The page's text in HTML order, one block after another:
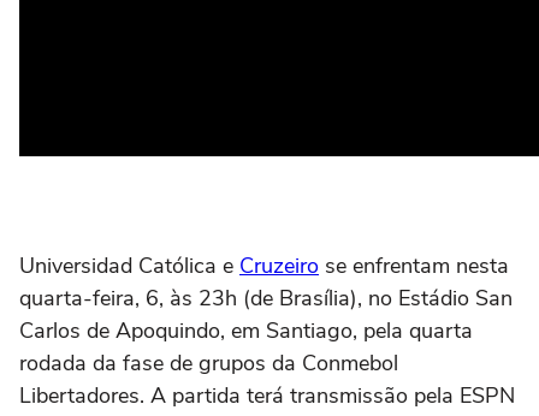
Universidad Católica e Cruzeiro se enfrentam nesta
quarta-feira, 6, às 23h (de Brasília), no Estádio San
Carlos de Apoquindo, em Santiago, pela quarta
rodada da fase de grupos da Conmebol
Libertadores. A partida terá transmissão pela ESPN